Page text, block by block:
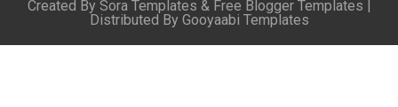
Created By Sora Templates & Free Blogger Templates |
Distributed By Gooyaabi Templates